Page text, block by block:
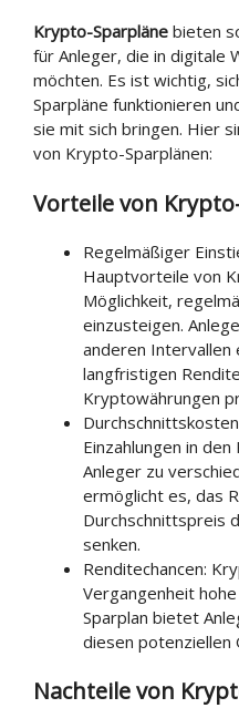
Krypto-Sparpläne bieten
für Anleger, die in digitale
möchten. Es ist wichtig,
Sparpläne funktionieren
sie mit sich bringen. Hier
von Krypto-Sparplänen:
Vorteile von
Regelmäßiger
Hauptvorteile von
Möglichkeit,
einzusteigen.
anderen Intervallen
langfristigen
Kryptowährungen
Einzahlungen in
Anleger zu
ermöglicht es, das
Durchschnittspreis
senken.
Renditechancen:
Vergangenheit
Sparplan bietet
diesen potenziellen
Nachteile von